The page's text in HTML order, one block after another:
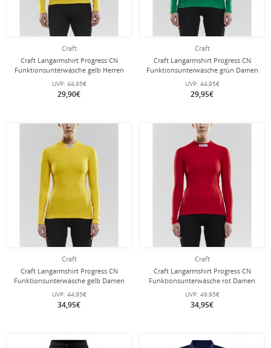
Craft
Craft Langarmshirt Progress CN
Funktionsunterwäsche gelb Herren
UVP: 44,95€
29,90€
Craft
Craft Langarmshirt Progress CN
Funktionsunterwäsche grün Damen
UVP: 44,95€
29,95€
Craft
Craft Langarmshirt Progress CN
Funktionsunterwäsche gelb Damen
UVP: 44,95€
34,95€
Craft
Craft Langarmshirt Progress CN
Funktionsunterwäsche rot Damen
UVP: 49,95€
34,95€